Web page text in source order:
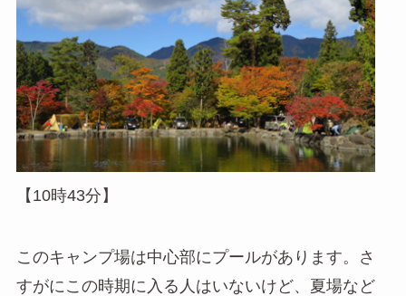
【10時43分】
このキャンプ場は中心部にプールがあります。さ
すがにこの時期に入る人はいないけど、夏場など